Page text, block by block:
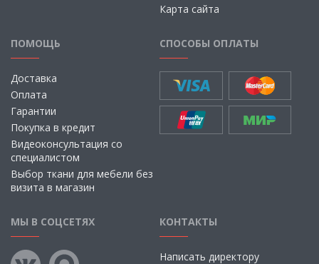
Карта сайта
ПОМОЩЬ
Доставка
Оплата
Гарантии
Покупка в кредит
Видеоконсультация со
специалистом
Выбор ткани для мебели без
визита в магазин
СПОСОБЫ ОПЛАТЫ
МЫ В СОЦСЕТЯХ КОНТАКТЫ
Написать директору